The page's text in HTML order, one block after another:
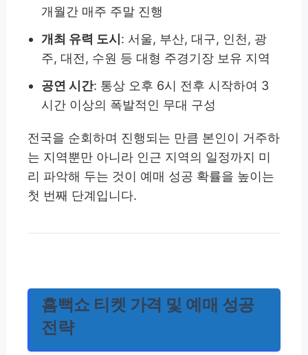
개월간 매주 주말 진행
개최 유력 도시 : 서울, 부산, 대구, 인천, 광
주, 대전, 수원 등 대형 주경기장 보유 지역
공연 시간: 통상 오후 6시 전후 시작하여 3
시간 이상의 폭발적인 무대 구성
전국을 순회하며 진행되는 만큼 본인이 거주하
는 지역뿐만 아니라 인근 지역의 일정까지 미
리 파악해 두는 것이 예매 성공 확률을 높이는
첫 번째 단계입니다.
흠뻑쇼 티켓 가격 및 예매 성공
전략